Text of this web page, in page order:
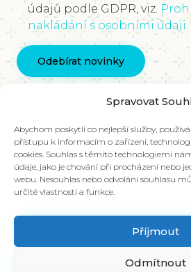
Spravovat
Abychom poskytli co nejlepší služby,
přístupu k informacím o zařízení,
cookies. Souhlas s těmito technologiemi
údaje, jako je chování při procházení nebo
webu. Nesouhlas nebo odvolání souhlasu
určité vlastnosti a funkce.
Příjmout
Odmítnout
údajů podle GDPR, viz.
nakládání s osobními údaji.
Kontaktujte nás
info@vychovakectnostem.cz
Nadace Pangea, Rohanské
186 00 Praha 8
V případě zájmu o materiály
kontaktujte kolegy na emailu:
Položit dotaz